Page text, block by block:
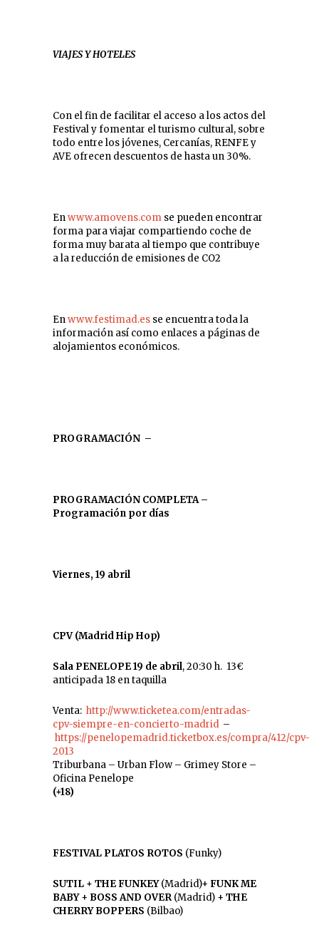
VIAJES Y HOTELES
Con el fin de facilitar el acceso a los actos del
Festival y fomentar el turismo cultural, sobre
todo entre los jóvenes, Cercanías, RENFE y
AVE ofrecen descuentos de hasta un 30%.
Enwww.amovens.com se pueden encontrar
forma para viajar compartiendo coche de
forma muy barata al tiempo que contribuye
a la reducción de emisiones de CO2
Enwww.festimad.es se encuentra toda la
información así como enlaces a páginas de
alojamientos económicos.
PROGRAMACIÓN –
PROGRAMACIÓN COMPLETA–
Programación por días
Viernes, 19 abril
CPV (Madrid Hip Hop)
Sala PENELOPE 19 de abril, 20:30 h. 13€
anticipada 18 en taquilla
Venta: http://www.ticketea.com/entradas-
cpv-siempre-en-concierto-madrid –
https://penelopemadrid.ticketbox.es/compra/412/cpv-
2013
Triburbana – Urban Flow – Grimey Store –
Oficina Penelope
(+18)
FESTIVAL PLATOS ROTOS (Funky)
SUTIL + THE FUNKEY(Madrid)+ FUNK ME
BABY+ BOSS AND OVER(Madrid) + THE
CHERRY BOPPERS (Bilbao)